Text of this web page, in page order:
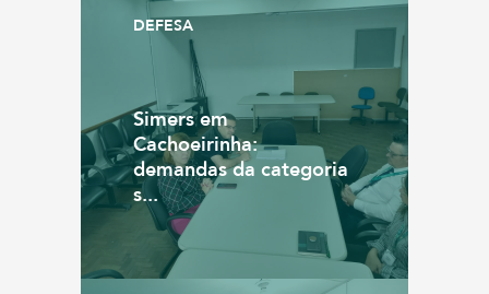
DEFESA
Simers em
Cachoeirinha:
demandas da categoria
s...